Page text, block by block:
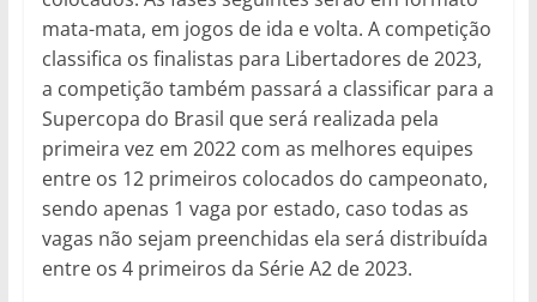
mata-mata, em jogos de ida e volta. A competição
classifica os finalistas para Libertadores de 2023,
a competição também passará a classificar para a
Supercopa do Brasil que será realizada pela
primeira vez em 2022 com as melhores equipes
entre os 12 primeiros colocados do campeonato,
sendo apenas 1 vaga por estado, caso todas as
vagas não sejam preenchidas ela será distribuída
entre os 4 primeiros da Série A2 de 2023.